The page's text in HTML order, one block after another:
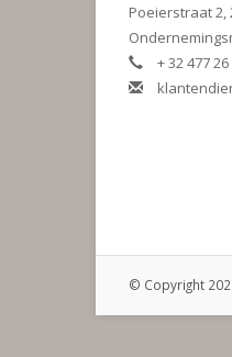
Poeierstraat 2,
+ 32 477 26
© Copyright